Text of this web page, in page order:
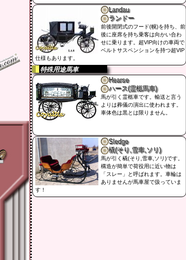
Landau
ランドー
前後開閉式のフード(幌)を持ち、前
後に座席を持ち乗客は向かい合わ
せに乗ります。超VIP向けの車両で
ベルトサスペンションを持つ超VIP
仕様もあります。
特殊用途馬車
Hearse
ハース(霊柩馬車)
馬が引く霊柩車です。輸送と言う
よりは葬儀の演出に使われます。
車体色は黒とは限りません。
Sledge
橇(そり,雪車,ソリ)
馬が引く橇(そり,雪車,ソリ)です。
構造が簡単で荷役用に近い物は
「スレー」と呼ばれます。車輪は
ありませんが馬車屋で扱っていま
す！